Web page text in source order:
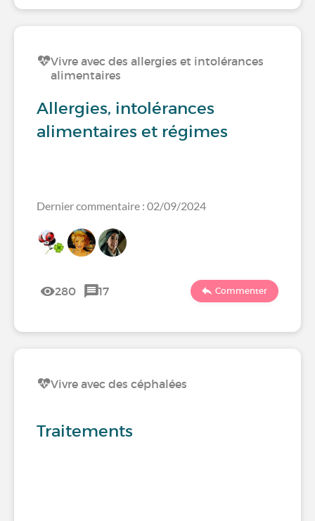
Vivre avec des allergies et intolérances
alimentaires
Allergies, intolérances
alimentaires et régimes
Dernier commentaire : 02/09/2024
280 17 Commenter
Vivre avec des céphalées
Traitements